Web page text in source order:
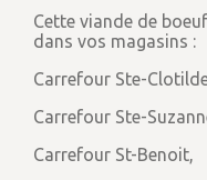
Cette viande de
dans vos magasins :
Carrefour Ste-
Carrefour Ste-
Carrefour St-Benoit,